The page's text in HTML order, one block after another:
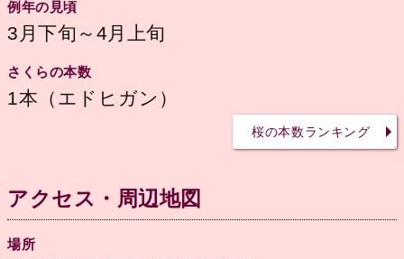
例年の見頃
3月下旬～4月上旬
さくらの本数
1本（エドヒガン）
桜の本数ランキング
アクセス・周辺地図
場所